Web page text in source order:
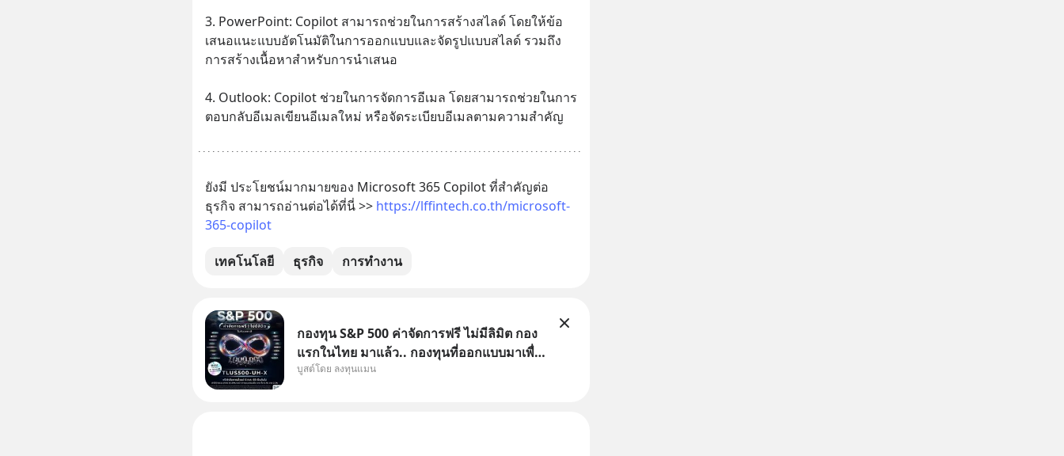
3. PowerPoint: Copilot สามารถช่วยในการสร้างสไลด์ โดยให้ข้อ
เสนอแนะแบบอัตโนมัติในการออกแบบและจัดรูปแบบสไลด์ รวมถึง
การสร้างเนื้อหาสำหรับการนำเสนอ
4. Outlook: Copilot ช่วยในการจัดการอีเมล โดยสามารถช่วยในการ
ตอบกลับอีเมลเขียนอีเมลใหม่ หรือจัดระเบียบอีเมลตามความสำคัญ
ยังมี ประโยชน์มากมายของ Microsoft 365 Copilot ที่สำคัญต่อ
ธุรกิจ สามารถอ่านต่อได้ที่นี่ >> https://lffintech.co.th/microsoft-
365-copilot
เทคโนโลยี ธุรกิจ การทำงาน
กองทุน S&P 500 ค่าจัดการฟรี ไม่มีลิมิต กอง
แรกในไทย มาแล้ว.. กองทุนที่ออกแบบมาเพื่อ
แก้ Pain Point ใหญ่ของนักลงทุนไทยพร้อม
บูสต์โดย ลงทุนแมน